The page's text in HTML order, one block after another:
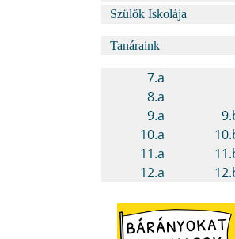
Szülők Iskolája
Tanáraink